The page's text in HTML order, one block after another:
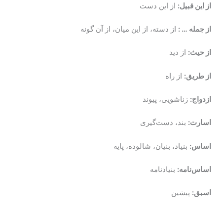
از این قبیل: از این دست
از جمله … : از دسته، از این میان، از آن گونه
از حیث: از دید
از طریق: از راه
ازدواج: زناشویی، پیوند
اسارت: بند، دست‌گیری
اساس: بنیاد، بنیان، شالوده، پایه
اساس‌نامه: بنیادنامه
اسبق: پیشین